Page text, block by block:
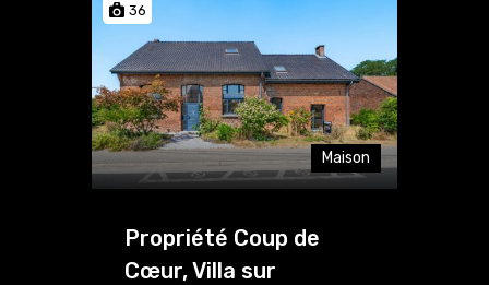
36
Maison
Propriété Coup de
Cœur, Villa sur